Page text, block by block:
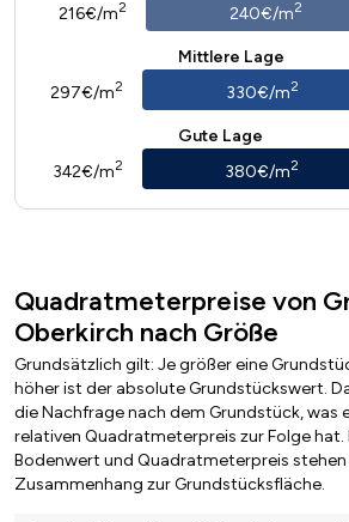
216€/m2 240€/m2
Mittlere Lage
297€/m2 330€/m2
Gute Lage
342€/m2 380€/m2
Quadratmeterpreise von
Oberkirch nach Größe
Grundsätzlich gilt: Je größer eine
höher ist der absolute Grundstückswert.
die Nachfrage nach dem Grundstück, was
relativen Quadratmeterpreis zur Folge hat.
Bodenwert und Quadratmeterpreis
Zusammenhang zur Grundstücksfläche.